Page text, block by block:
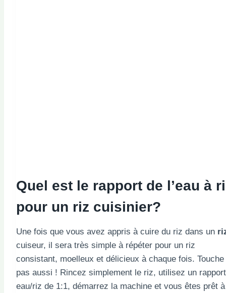
Quel est le rapport de l’eau à
pour un riz cuisinier?
Une fois que vous avez appris à cuire du riz dans un
cuiseur, il sera très simple à répéter pour un riz
consistant, moelleux et délicieux à chaque fois. Touche
pas aussi ! Rincez simplement le riz, utilisez un rapport
eau/riz de 1:1, démarrez la machine et vous êtes prêt à